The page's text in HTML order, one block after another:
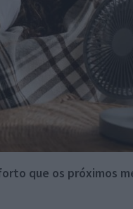
que os próximos